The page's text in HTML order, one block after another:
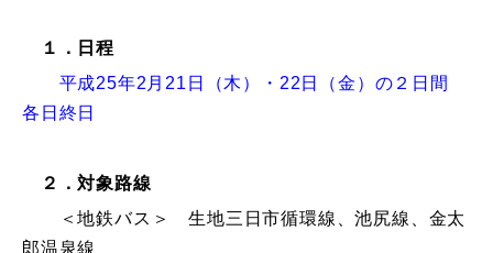
１．日程
平成25年2月21日（木）・22日（金）の２日間
各日終日
２．対象路線
＜地鉄バス＞ 生地三日市循環線、池尻線、金太
郎温泉線